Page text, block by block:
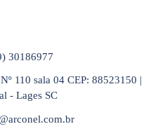
30186977
110 sala 04 CEP: 88523150 |
- Lages SC